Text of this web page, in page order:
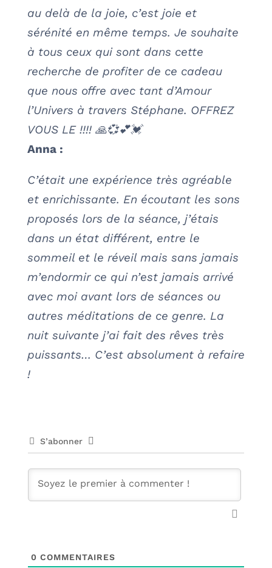
au delà de la joie, c’est joie et
sérénité en même temps. Je souhaite
à tous ceux qui sont dans cette
recherche de profiter de ce cadeau
que nous offre avec tant d’Amour
l’Univers à travers Stéphane. OFFREZ
VOUS LE !!!! 🙏💞💕💓
Anna :
C’était une expérience très agréable
et enrichissante. En écoutant les sons
proposés lors de la séance, j’étais
dans un état différent, entre le
sommeil et le réveil mais sans jamais
m’endormir ce qui n’est jamais arrivé
avec moi avant lors de séances ou
autres méditations de ce genre. La
nuit suivante j’ai fait des rêves très
puissants… C’est absolument à refaire
!
S’abonner
0 COMMENTAIRES